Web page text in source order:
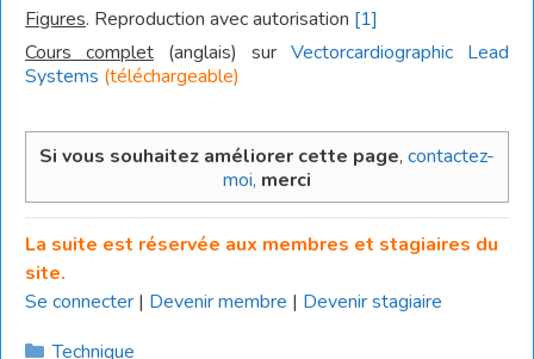
Figures. Reproduction avec autorisation [1]
Cours complet (anglais) sur Vectorcardiographic Lead
Systems (téléchargeable)
Si vous souhaitez améliorer cette page, contactez-
moi, merci
La suite est réservée aux membres et stagiaires du
site.
Se connecter | Devenir membre | Devenir stagiaire
Catégories
Technique